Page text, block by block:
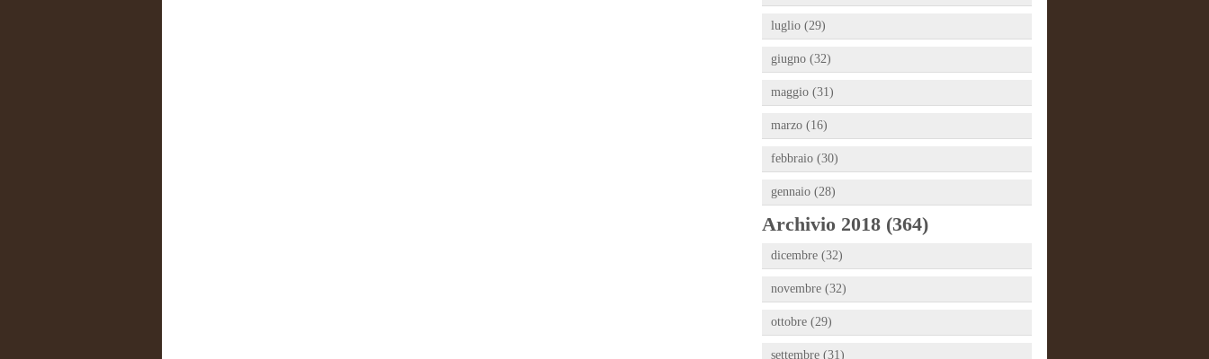
luglio (29)
giugno (32)
maggio (31)
marzo (16)
febbraio (30)
gennaio (28)
Archivio 2018 (364)
dicembre (32)
novembre (32)
ottobre (29)
settembre (31)